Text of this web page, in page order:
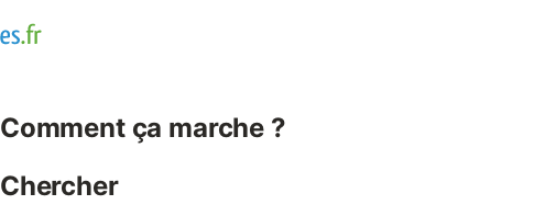
Comment ça marche ?
Chercher